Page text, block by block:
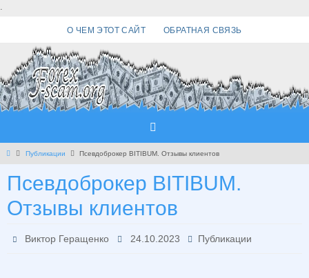
.
О ЧЕМ ЭТОТ САЙТ ОБРАТНАЯ СВЯЗЬ
Главная
Публикации Псевдоброкер BITIBUM. Отзывы клиентов
Псевдоброкер BITIBUM.
Отзывы клиентов
Виктор Геращенко 24.10.2023 Публикации